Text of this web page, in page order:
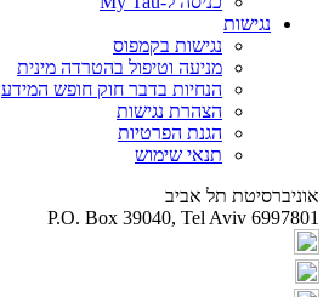
נגישות
נגישות בקמפוס
מניעה וטיפול בהטרדה מינית
הנחיות בדבר חוק חופש המידע
הצהרת נגישות
הגנת הפרטיות
תנאי שימוש
אוניברסיטת תל אביב
P.O. Box 39040, Tel Aviv 6997801